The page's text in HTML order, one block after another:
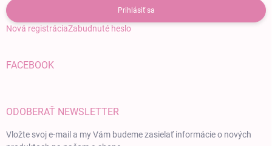
Prihlásiť sa
Nová registráciaZabudnuté heslo
FACEBOOK
ODOBERAŤ NEWSLETTER
Vložte svoj e-mail a my Vám budeme zasielať informácie o nových